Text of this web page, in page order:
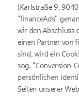
(Karlstraße 9,
"financeAds"
wir den Abschluss
einen Partner von
sind, wird ein
sog. "Conversion-
persönlichen
Seiten unserer